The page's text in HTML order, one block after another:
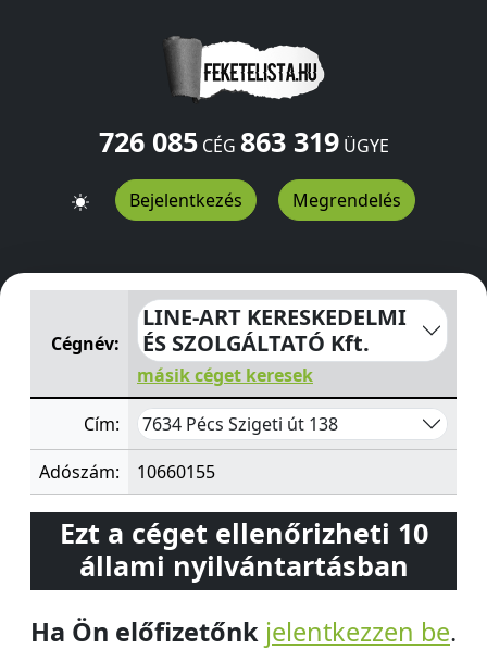
726 085CÉG 863 319ÜGYE
Bejelentkezés Megrendelés
LINE-ART KERESKEDELMI ÉS SZOLGÁLTATÓ Kft.Szigeti
Cégnév:
LINE-ART KERESKEDELMI
ÉS SZOLGÁLTATÓ Kft.
másik céget keresek
Cím: 7634 Pécs Szigeti út 138
Adószám: 10660155
Ezt a céget ellenőrizheti 10
állami nyilvántartásban
Ha Ön előfizetőnk jelentkezzen be.